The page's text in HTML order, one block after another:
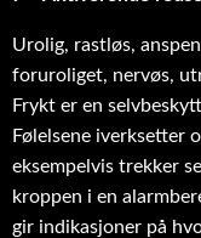
Urolig, rastløs,
foruroliget, nervøs,
Frykt er en
Følelsene iverksetter
eksempelvis trekker
kroppen i en
gir indikasjoner på